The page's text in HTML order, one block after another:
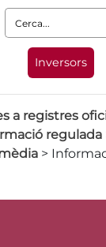
Cerca:
Inversors
a registres
regulada
>